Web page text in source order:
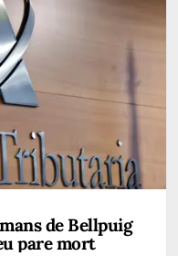
de Bellpuig
pare mort